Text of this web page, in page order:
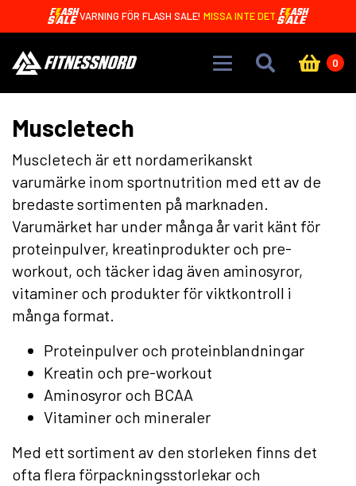
Skip to main contentBARA 1,99 KR! 🤩 CREAMY CORE BARS MED 15G PROTEIN
0
Muscletech
Muscletech är ett nordamerikanskt
varumärke inom sportnutrition med ett av de
bredaste sortimenten på marknaden.
Varumärket har under många år varit känt för
proteinpulver, kreatinprodukter och pre-
workout, och täcker idag även aminosyror,
vitaminer och produkter för viktkontroll i
många format.
Proteinpulver och proteinblandningar
Kreatin och pre-workout
Aminosyror och BCAA
Vitaminer och mineraler
Med ett sortiment av den storleken finns det
ofta flera förpackningsstorlekar och